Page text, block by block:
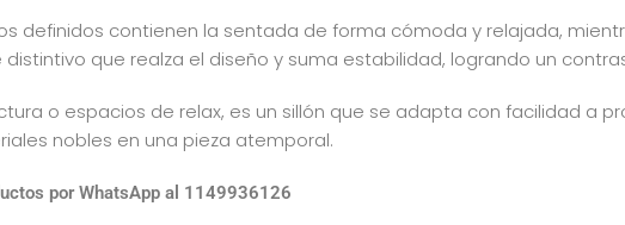
definidos contienen la sentada de forma cómoda y relajada,
que realza el diseño y suma estabilidad, logrando un
o espacios de relax, es un sillón que se adapta con facilidad a
nobles en una pieza atemporal.
por WhatsApp al 1149936126